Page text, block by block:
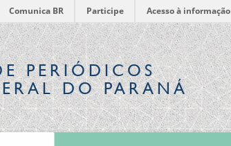
Comunica BR Participe Acesso à informação
PERIÓDICOS
DO PARANÁ